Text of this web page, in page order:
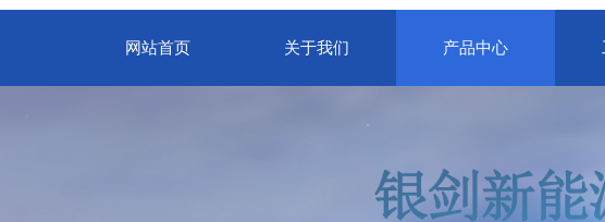
网站首页 关于我们 产品中心